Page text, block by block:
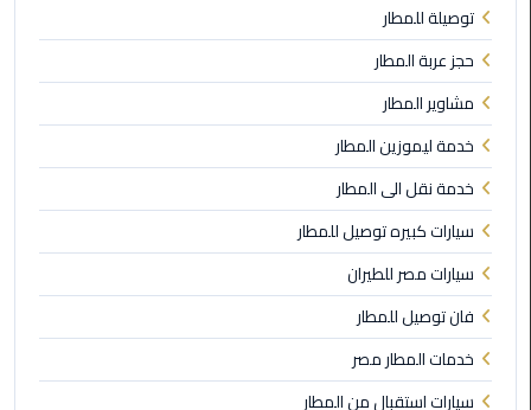
الي
مرسي
مطروح
تاكسي
اسكندريه
ليموزين
مطار
برج
العرب
والإسكندرية
ليموزين
توصيلة للمطار
حجز عربة المطار
مشاوير المطار
خدمة ليموزين المطار
خدمة نقل الى المطار
سيارات كبيره توصيل للمطار
سيارات مصر للطيران
فان توصيل للمطار
خدمات المطار مصر
سيارات استقبال من المطار